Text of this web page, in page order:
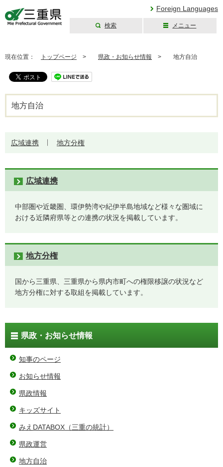
Foreign Languages
検索 メニュー
現在位置： トップページ > 県政・お知らせ情報 > 地方自治
地方自治
広域連携 地方分権
広域連携
中部圏や近畿圏、環伊勢湾や紀伊半島地域など様々な圏域に
おける近隣府県等との連携の状況を掲載しています。
地方分権
国から三重県、三重県から県内市町への権限移譲の状況など
地方分権に対する取組を掲載しています。
県政・お知らせ情報
知事のページ
お知らせ情報
県政情報
キッズサイト
みえDATABOX（三重の統計）
県政運営
地方自治